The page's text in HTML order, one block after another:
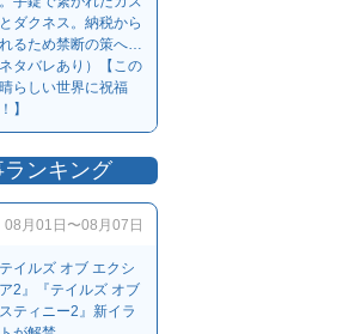
ダクネス。納税から
るため禁断の策へ…
ネタバレあり）【この
らしい世界に祝福
】
ンキング
08月01日〜08月07日
テイルズ オブ エクシ
2』『テイルズ オブ
ティニー2』新イラ